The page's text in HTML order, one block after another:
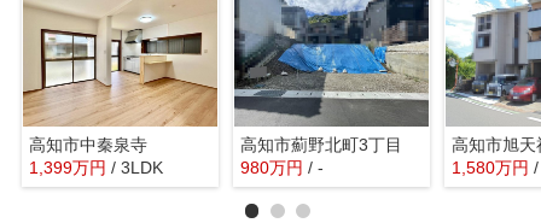
高知市中秦泉寺
1,399万円 / 3LDK
高知市薊野北町3丁目
980万円 / -
高知市旭天
1,580万円